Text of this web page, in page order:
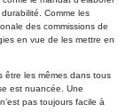
Comme les
des commissions de
en vue de les mettre en
être les mêmes dans tous
est nuancée. Une
pas toujours facile à